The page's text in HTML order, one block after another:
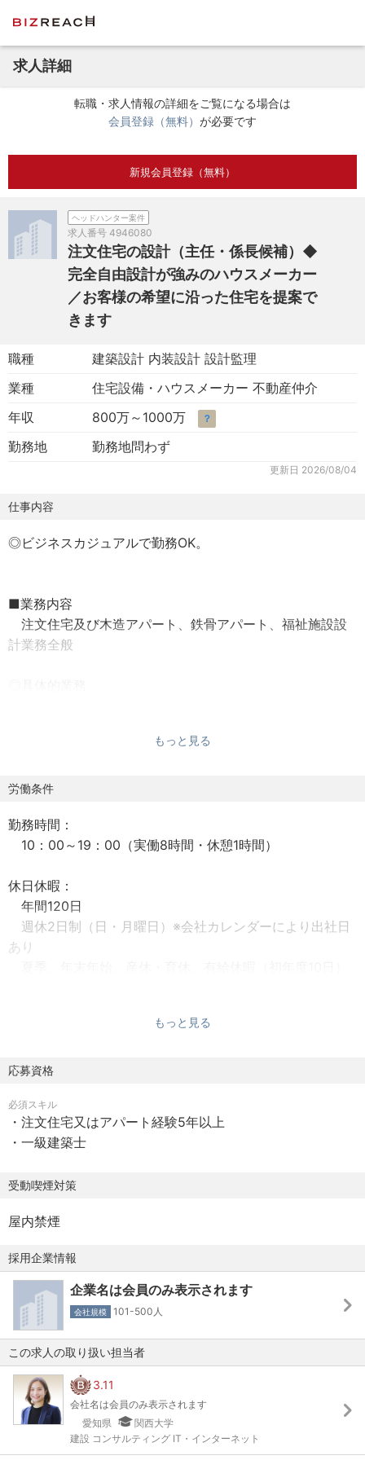
求人詳細
転職・求人情報の詳細をご覧になる場合は
会員登録（無料） が必要です
新規会員登録（無料）
ヘッドハンター案件
求人番号 4946080
注文住宅の設計（主任・係長候補）◆
完全自由設計が強みのハウスメーカー
／お客様の希望に沿った住宅を提案で
きます
職種
建築設計 内装設計 設計監理
業種
住宅設備・ハウスメーカー 不動産仲介
年収
800万～1000万 ？
勤務地 勤務地問わず
更新日 2026/08/04
仕事内容
◎ビジネスカジュアルで勤務OK。
■業務内容
注文住宅及び木造アパート、鉄骨アパート、福祉施設設
計業務全般
◆お客様のご希望をヒアリングしプラン作成を行いま
当社の建築に制限はありません。完全自由設計のた
までの経験を活かしながら、世界に一つしかない家を完成
させてください。
地主様が土地を収益化し、有効活用するためのアパート
や福祉施設を設計します。
◆アパート候補地のボリュームチェック・企画プラン作
成
【お客様の夢が詰まった住まいを、カタチにします】
一棟まったく違う住まいをつくれます。
あらゆるオーダーに応えながら設計をするため、他ではで
きない経験が積めるでしょう。
【お任せするのは、世界に1つだけの家づくり】
手がける物件は、木造2×4工法、木造軸組構法の住宅及び
”完全自由設計”を掲げており、例えば「趣味のバイクを楽し
むために、玄関をバイク2台が入る広さに」「公園の緑を見
るために、あえてリビングを北側に」など、1つとして同じ
設計はありません。
日々、設計の楽しさを味わえます。
もっと見る
労働条件
勤務時間：
10：00～19：00（実働8時間・休憩1時間）
休日休暇：
年間120日
週休2日制（日・月曜日）※会社カレンダーにより出社日
あり
社会保険完備
住宅優遇制度（当社管理物件）
介護施設入居優遇制度
保育料優遇制度
マンション購入、アパート、戸建て建築、リフォーム費
用割引
もっと見る
応募資格
必須スキル
・注文住宅又はアパート経験5年以上
・一級建築士
受動喫煙対策
屋内禁煙
採用企業情報
企業名は会員のみ表示されます
会社規模 101-500人
この求人の取り扱い担当者
3.11
会社名は会員のみ表示されます
愛知県
関西大学
建設 コンサルティング IT・インターネット